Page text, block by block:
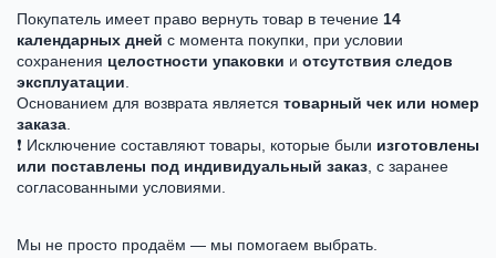
Покупатель имеет право вернуть товар в течение 14
календарных дней с момента покупки, при условии
сохранения целостности упаковки и отсутствия следов
эксплуатации
Основанием для возврата является товарный чек или номер
заказа
❗ Исключение составляют товары, которые были изготовлены
или поставлены под индивидуальный заказ , с заранее
согласованными условиями.
Мы не просто продаём — мы помогаем выбрать.